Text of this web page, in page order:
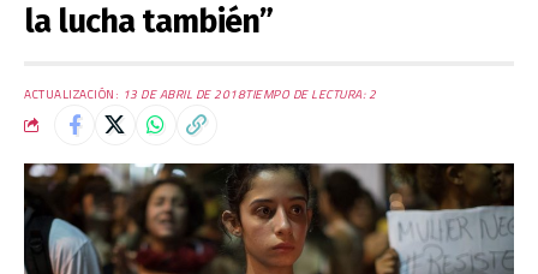
la lucha también”
ACTUALIZACIÓN: 13 DE ABRIL DE 2018TIEMPO DE LECTURA: 2